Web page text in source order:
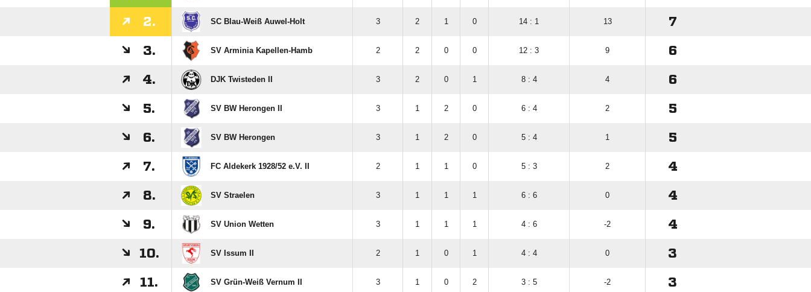
2. SC Blau-Weiß Auwel-Holt 3 2 1 0 14 : 1 13 7
3. SV Arminia Kapellen-Hamb 2 2 0 0 12 : 3 9 6
4. DJK Twisteden II 3 2 0 1 8 : 4 4 6
5. SV BW Herongen II 3 1 2 0 6 : 4 2 5
6. SV BW Herongen 3 1 2 0 5 : 4 1 5
7. FC Aldekerk 1928/​52 e.V. II 2 1 1 0 5 : 3 2 4
8. SV Straelen 3 1 1 1 6 : 6 0 4
9. SV Union Wetten 3 1 1 1 4 : 6 -2 4
10. SV Issum II 2 1 0 1 4 : 4 0 3
11. SV Grün-Weiß Vernum II 3 1 0 2 3 : 5 -2 3